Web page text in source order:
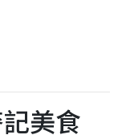
美食